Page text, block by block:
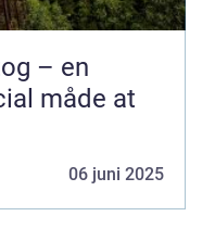
– en
måde at
06 juni 2025